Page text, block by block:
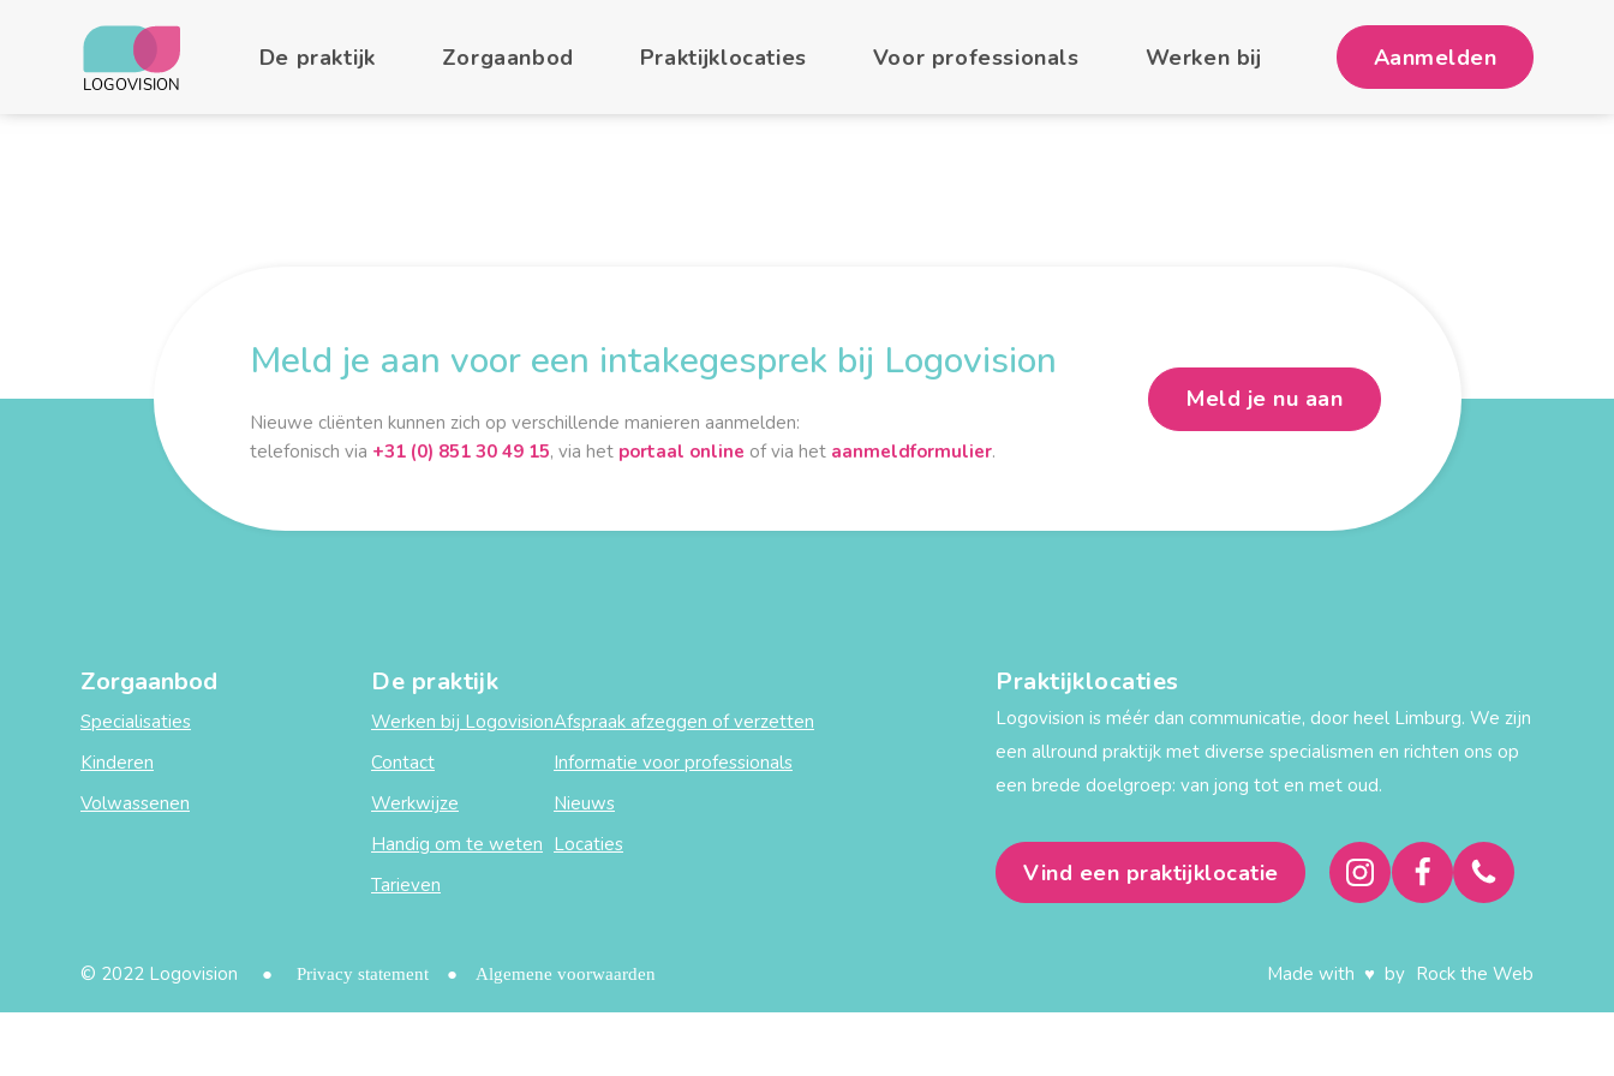
De praktijk Zorgaanbod Praktijklocaties Voor professionals Werken bij Aanmelden
Specialisatie
Werklocatie
Meld je aan voor een intakegesprek bij Logovision
Nieuwe cliënten kunnen zich op verschillende manieren aanmelden:
telefonisch via +31 (0) 851 30 49 15, via het portaal online of via het aanmeldformulier.
Meld je nu aan
Zorgaanbod
Specialisaties
Kinderen
Volwassenen
De praktijk
Werken bij Logovision
Contact
Werkwijze
Handig om te weten
Tarieven
Afspraak afzeggen of verzetten
Informatie voor professionals
Nieuws
Locaties
Praktijklocaties
Logovision is méér dan communicatie, door heel Limburg. We zijn
een allround praktijk met diverse specialismen en richten ons op
een brede doelgroep: van jong tot en met oud.
Vind een praktijklocatie
© 2022 Logovision Privacy statement Algemene voorwaarden Made with ♥ by Rock the Web